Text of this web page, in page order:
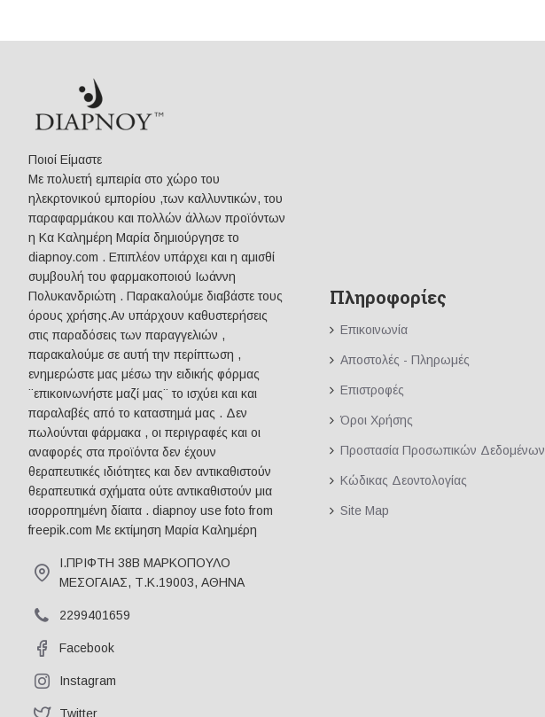
Ποιοί Είμαστε
Mε πολυετή εμπειρία στο χώρο του
ηλεκρτονικού εμπορίου ,των καλλυντικών, του
παραφαρμάκου και πολλών άλλων προϊόντων
η Κα Καλημέρη Μαρία δημιούργησε το
diapnoy.com . Επιπλέον υπάρχει και η αμισθί
συμβουλή του φαρμακοποιού Ιωάννη
Πολυκανδριώτη . Παρακαλούμε διαβάστε τους
όρους χρήσης.Αν υπάρχουν καθυστερήσεις
στις παραδόσεις των παραγγελιών ,
παρακαλούμε σε αυτή την περίπτωση ,
ενημερώστε μας μέσω την ειδικής φόρμας
¨επικοινωνήστε μαζί μας¨ το ισχύει και και
παραλαβές από το καταστημά μας . Δεν
πωλούνται φάρμακα , οι περιγραφές και οι
αναφορές στα προϊόντα δεν έχουν
θεραπευτικές ιδιότητες και δεν αντικαθιστούν
θεραπευτικά σχήματα ούτε αντικαθιστούν μια
ισορροπημένη δίαιτα . diapnoy use foto from
freepik.com Με εκτίμηση Μαρία Καλημέρη
Ι.ΠΡΙΦΤΗ 38Β ΜΑΡΚΟΠΟΥΛΟ
ΜΕΣΟΓΑΙΑΣ, Τ.Κ.19003, ΑΘΗΝΑ
2299401659
Facebook
Instagram
Twitter
Πληροφορίες
Επικοινωνία
Αποστολές - Πληρωμές
Επιστροφές
Όροι Χρήσης
Προστασία Προσωπικών Δεδομένων
Κώδικας Δεοντολογίας
Site Map